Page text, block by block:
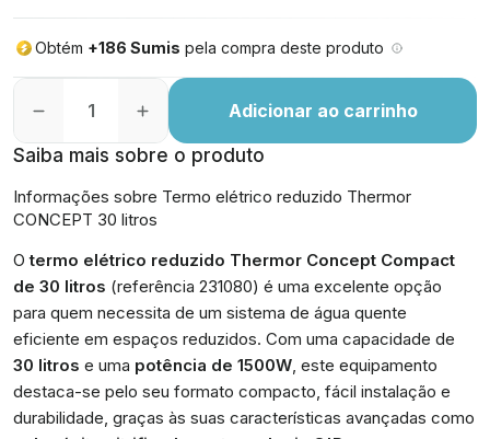
Obtém +186 Sumis pela compra deste produto
Adicionar ao carrinho
Saiba mais sobre o produto
Informações sobre Termo elétrico reduzido Thermor
CONCEPT 30 litros
Otermo elétrico reduzido Thermor Concept Compact
de 30 litros (referência 231080) é uma excelente opção
para quem necessita de um sistema de água quente
eficiente em espaços reduzidos. Com uma capacidade de
30 litros e uma potência de 1500W, este equipamento
destaca-se pelo seu formato compacto, fácil instalação e
durabilidade, graças às suas características avançadas como